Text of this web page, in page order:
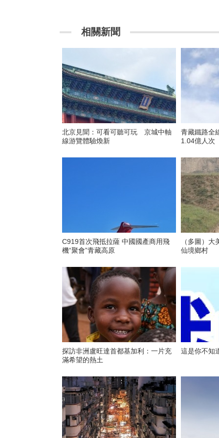
相關新聞
北京見聞：可看可聽可玩 京城中軸
線游覽體驗煥新
青藏鐵路全
1.04億人次
C919首次飛抵拉薩 中國國產商用飛
機“聚會”青藏高原
（多圖）大
仙境鄉村
探訪非洲盧旺達首都基加利：一片充
滿希望的熱土
這是你不知